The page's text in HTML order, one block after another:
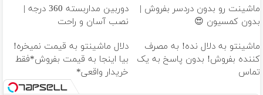
ماشینت رو بدون دردسر بفروش |
بدون کمسیون 😍
دوربین مداربسته 360 درجه |
نصب آسان و راحت
ماشینتو به دلال نده! به مصرف
کننده بفروش! بدون پاسخ به یک
تماس
دلال ماشینتو به قیمت نمیخره!
بیا اینجا به قیمت بفروش*فقط
خریدار واقعی*